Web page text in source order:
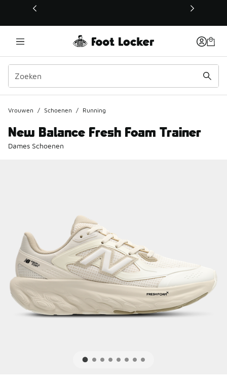
Deze link wordt geopend in een nieuw venster
Vrouwen / Schoenen / Running
New Balance Fresh Foam Trainer
Dames Schoenen